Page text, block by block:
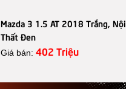
Mazda 3 1.5 AT 2018 Trắng, Nội
Thất Đen
Giá bán: 402 Triệu